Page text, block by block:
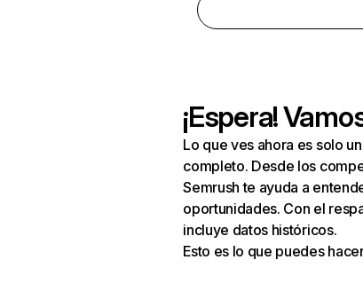
¡Espera!
Lo que ves ahora es solo
completo. Desde los
Semrush te ayuda a
oportunidades. Con el
incluye datos históricos.
Esto es lo que puedes